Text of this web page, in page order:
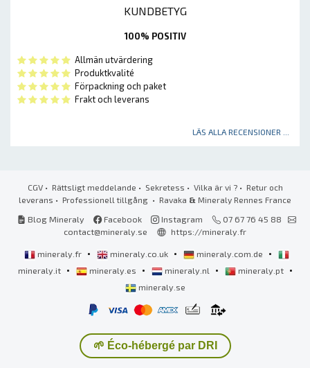
KUNDBETYG
100% POSITIV
Allmän utvärdering
Produktkvalité
Förpackning och paket
Frakt och leverans
LÄS ALLA RECENSIONER ...
CGV• Rättsligt meddelande • Sekretess • Vilka är vi ?• Retur och
leverans • Professionell tillgång • Ravaka & Mineraly Rennes France
Blog Mineraly
Facebook Instagram
07 67 76 45 88
contact@mineraly.se
https://mineraly.fr
mineraly.fr • mineraly.co.uk • mineraly.com.de •
mineraly.it • mineraly.es • mineraly.nl • mineraly.pt •
mineraly.se
🌱 Éco-hébergé par DRI